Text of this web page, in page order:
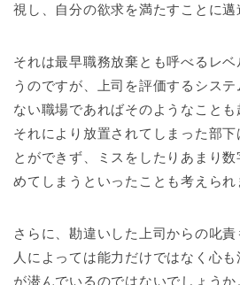
視し、自分の欲求を満たすことに邁
それは最早職務放棄とも呼べるレ
うのですが、上司を評価するシス
ない職場であればそのようなことも
それにより放置されてしまった部下
とができず、ミスをしたりあまり
めてしまうといったことも考えられ
さらに、勘違いした上司からの叱責
人によっては能力だけではなく心
が潜んでいるのではないでしょうか